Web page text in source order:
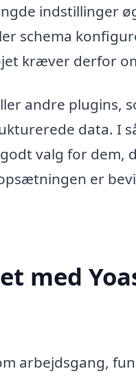
indstillinger
schema
kræver derfor
andre plugins,
data. I
valg for dem,
er
med
arbejdsgang,